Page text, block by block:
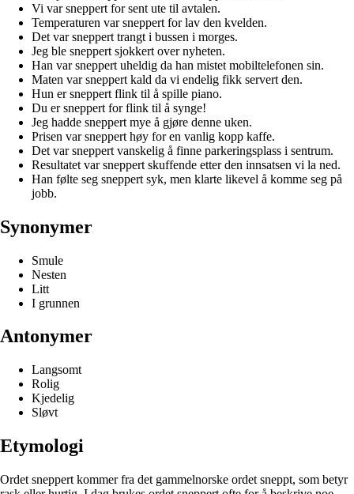
Vi var sneppert for sent ute til avtalen.
Temperaturen var sneppert for lav den kvelden.
Det var sneppert trangt i bussen i morges.
Jeg ble sneppert sjokkert over nyheten.
Han var sneppert uheldig da han mistet mobiltelefonen sin.
Maten var sneppert kald da vi endelig fikk servert den.
Hun er sneppert flink til å spille piano.
Du er sneppert for flink til å synge!
Jeg hadde sneppert mye å gjøre denne uken.
Prisen var sneppert høy for en vanlig kopp kaffe.
Det var sneppert vanskelig å finne parkeringsplass i sentrum.
Resultatet var sneppert skuffende etter den innsatsen vi la ned.
Han følte seg sneppert syk, men klarte likevel å komme seg på
jobb.
Synonymer
Smule
Nesten
Litt
I grunnen
Antonymer
Langsomt
Rolig
Kjedelig
Sløvt
Etymologi
Ordet sneppert kommer fra det gammelnorske ordet sneppt, som betyr